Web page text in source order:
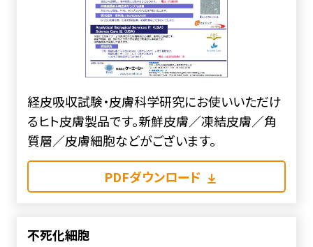
経皮吸収試験・皮膚科学研究にお使いいただけ
るヒト皮膚製品です。新鮮皮膚／凍結皮膚／角
質層／皮膚細胞などがございます。
PDFダウンロード
不死化細胞